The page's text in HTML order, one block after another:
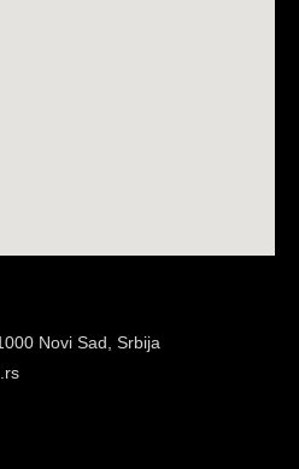
Novi Sad, Srbija